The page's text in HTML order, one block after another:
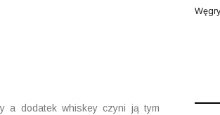
a dodatek whiskey czyni ją tym
Węgry